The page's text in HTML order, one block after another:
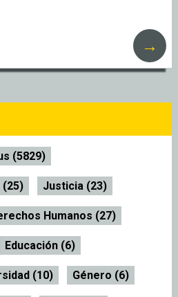
→
(5829)
(25) Justicia (23)
Humanos (27)
Educación (6)
(10) Género (6)